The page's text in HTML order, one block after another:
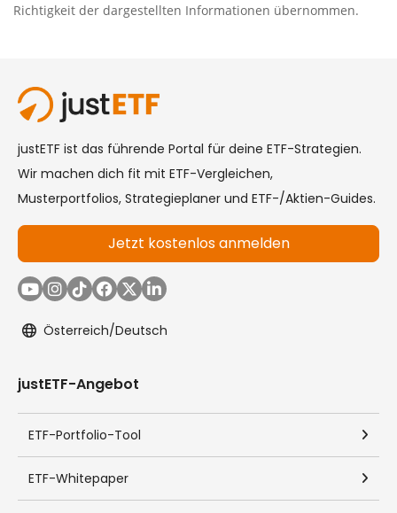
Richtigkeit der dargestellten Informationen übernommen.